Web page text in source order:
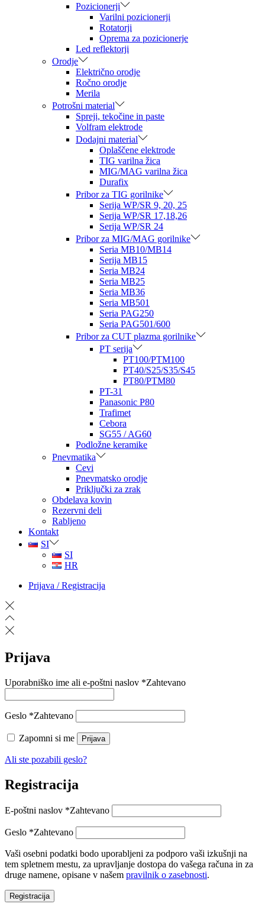
Pozicionerji
Varilni pozicionerji
Rotatorji
Oprema za pozicionerje
Led reflektorji
Orodje
Električno orodje
Ročno orodje
Merila
Potrošni material
Spreji, tekočine in paste
Volfram elektrode
Dodajni material
Oplaščene elektrode
TIG varilna žica
MIG/MAG varilna žica
Durafix
Pribor za TIG gorilnike
Serija WP/SR 9, 20, 25
Serija WP/SR 17,18,26
Serija WP/SR 24
Pribor za MIG/MAG gorilnike
Seria MB10/MB14
Serija MB15
Seria MB24
Seria MB25
Seria MB36
Seria MB501
Seria PAG250
Seria PAG501/600
Pribor za CUT plazma gorilnike
PT serija
PT100/PTM100
PT40/S25/S35/S45
PT80/PTM80
PT-31
Panasonic P80
Trafimet
Cebora
SG55 / AG60
Podložne keramike
Pnevmatika
Cevi
Pnevmatsko orodje
Priključki za zrak
Obdelava kovin
Rezervni deli
Rabljeno
Kontakt
SI
SI
HR
Prijava / Registracija
Prijava
Uporabniško ime ali e-poštni naslov *Zahtevano
Geslo *Zahtevano
Zapomni si me Prijava
Ali ste pozabili geslo?
Registracija
E-poštni naslov *Zahtevano
Geslo *Zahtevano
Vaši osebni podatki bodo uporabljeni za podporo vaši izkušnji na
tem spletnem mestu, za upravljanje dostopa do vašega računa in za
druge namene, opisane v našem pravilnik o zasebnosti.
Registracija